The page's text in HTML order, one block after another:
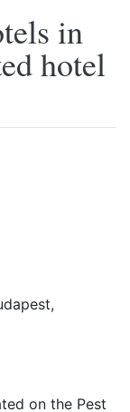
in
hotel
on the Pest